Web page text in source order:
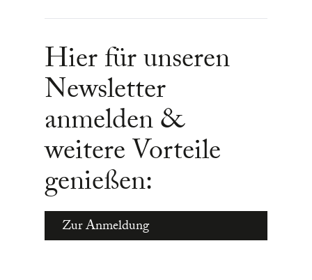
Hier für unseren
Newsletter
anmelden &
weitere Vorteile
genießen:
Zur Anmeldung